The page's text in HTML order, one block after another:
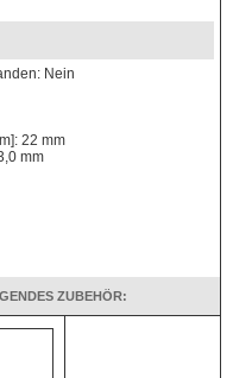
Nein
22 mm
mm
ZUBEHÖR: